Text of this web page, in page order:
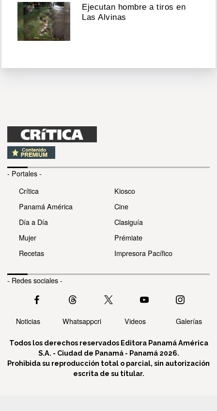
Ejecutan hombre a tiros en
Las Alvinas
- Portales -
Crítica
Panamá América
Día a Día
Mujer
Recetas
Kiosco
Cine
Clasiguía
Prémiate
Impresora Pacífico
- Redes sociales -
Noticias Whatsappcri Videos Galerías
Todos los derechos reservados Editora Panamá América
S.A. - Ciudad de Panamá - Panamá 2026.
Prohibida su reproducción total o parcial, sin autorización
escrita de su titular.